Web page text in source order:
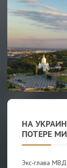
НА
ПОТЕРЕ
Экс-глава